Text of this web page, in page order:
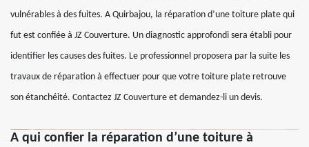
vulnérables à des fuites. A Quirbajou, la réparation d’une toiture plate qui
fut est confiée à JZ Couverture. Un diagnostic approfondi sera établi pour
identifier les causes des fuites. Le professionnel proposera par la suite les
travaux de réparation à effectuer pour que votre toiture plate retrouve
son étanchéité. Contactez JZ Couverture et demandez-li un devis.
A qui confier la réparation d’une toiture à